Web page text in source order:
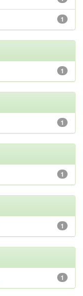
1
1
1
1
1
1